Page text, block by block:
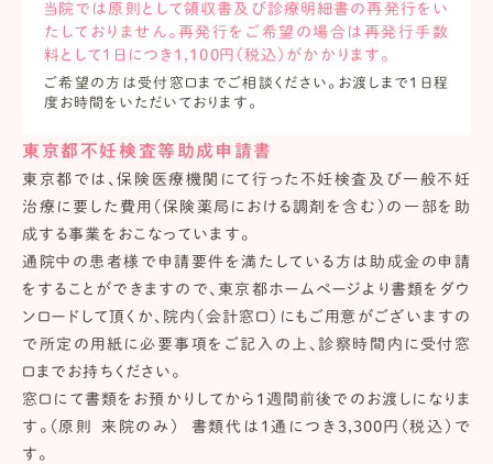
当院では原則として領収書及び診療明細書の再発行をい
たしておりません。再発行をご希望の場合は再発行手数
料として1日につき1,100円（税込）がかかります。
ご希望の方は受付窓口までご相談ください。お渡しまで1日程
度お時間をいただいております。
東京都不妊検査等助成申請書
東京都では、保険医療機関にて行った不妊検査及び一般不妊
治療に要した費用（保険薬局における調剤を含む）の一部を助
成する事業をおこなっています。
通院中の患者様で申請要件を満たしている方は助成金の申請
をすることができますので、東京都ホームページより書類をダウ
ンロードして頂くか、院内（会計窓口）にもご用意がございますの
で所定の用紙に必要事項をご記入の上、診察時間内に受付窓
口までお持ちください。
窓口にて書類をお預かりしてから1週間前後でのお渡しになりま
す。（原則 来院のみ） 書類代は1通につき3,300円（税込）で
す。